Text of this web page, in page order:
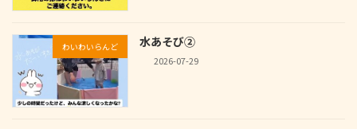
わいわいらんど 水あそび②
2026-07-29